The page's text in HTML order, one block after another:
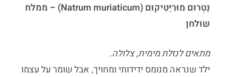
נַטְרוּם מוּרִיַּטִיקוּם (Natrum muriaticum) – ממלח
שולחן
מתאים לנזלת מימית, צלולה.
ילד שנראה מנומס ידידותי ומחויך, אבל שומר על עצמו